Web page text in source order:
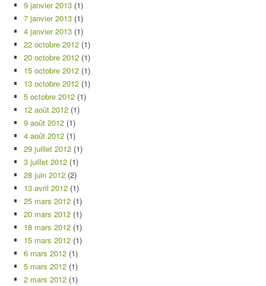
9 janvier 2013 (1)
7 janvier 2013 (1)
4 janvier 2013 (1)
22 octobre 2012 (1)
20 octobre 2012 (1)
15 octobre 2012 (1)
13 octobre 2012 (1)
5 octobre 2012 (1)
12 août 2012 (1)
9 août 2012 (1)
4 août 2012 (1)
29 juillet 2012 (1)
3 juillet 2012 (1)
28 juin 2012 (2)
13 avril 2012 (1)
25 mars 2012 (1)
20 mars 2012 (1)
18 mars 2012 (1)
15 mars 2012 (1)
6 mars 2012 (1)
5 mars 2012 (1)
2 mars 2012 (1)